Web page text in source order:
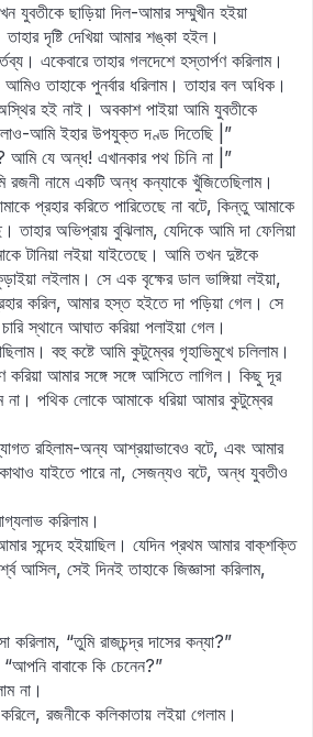
যুবতীকে ছাড়িয়া দিল-আমার সম্মুখীন হইয়া
দৃষ্টি দেখিয়া আমার শঙ্কা হইল।
একেবারে তাহার গলদেশে হস্তার্পণ করিলাম।
তাহাকে পুনর্বার ধরিলাম। তাহার বল অধিক।
হই নাই। অবকাশ পাইয়া আমি যুবতীকে
আমি ইহার উপযুক্ত দণ্ড দিতেছি |”
আমি যে অন্ধ! এখানকার পথ চিনি না |”
নামে একটি অন্ধ কন্যাকে খুঁজিতেছিলাম।
প্রহার করিতে পারিতেছে না বটে, কিন্তু আমাকে
তাহার অভিপ্রায় বুঝিলাম, যেদিকে আমি দা ফেলিয়া
টানিয়া লইয়া যাইতেছে। আমি তখন দুষ্টকে
লইলাম। সে এক বৃক্ষের ডাল ভাঙ্গিয়া লইয়া,
করিল, আমার হস্ত হইতে দা পড়িয়া গেল। সে
স্থানে আঘাত করিয়া পলাইয়া গেল।
বহু কষ্টে আমি কুটুম্বের গৃহাভিমুখে চলিলাম।
করিয়া আমার সঙ্গে সঙ্গে আসিতে লাগিল। কিছু দূর
না। পথিক লোকে আমাকে ধরিয়া আমার কুটুম্বের
রহিলাম-অন্য আশ্রয়াভাবেও বটে, এবং আমার
যাইতে পারে না, সেজন্যও বটে, অন্ধ যুবতীও
করিলাম।
সন্দেহ হইয়াছিল। যেদিন প্রথম আমার বাক‍্শক্তি
আসিল, সেই দিনই তাহাকে জিজ্ঞাসা করিলাম,
করিলাম, “তুমি রাজচন্দ্র দাসের কন্যা?”
বাবাকে কি চেনেন?”
না।
রজনীকে কলিকাতায় লইয়া গেলাম।